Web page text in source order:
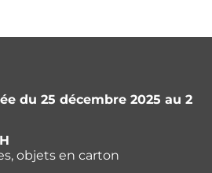
du 25 décembre 2025 au 2
objets en carton